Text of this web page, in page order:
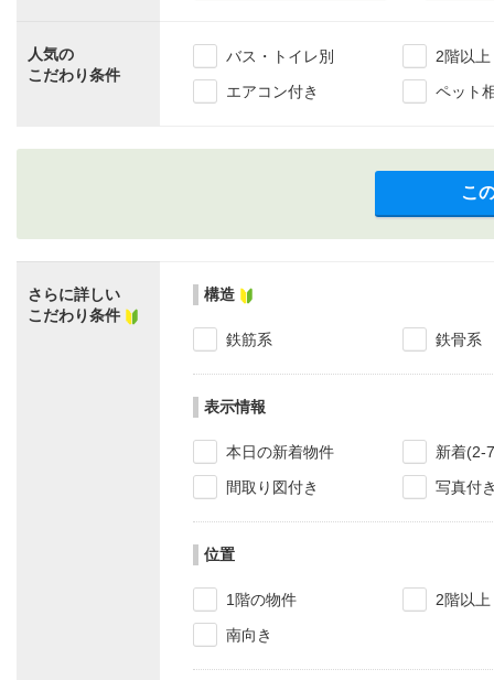
人気の
こだわり条件
バス・トイレ別
2階以上
エアコン付き
ペット
こ
さらに詳しい
こだわり条件
構造
鉄筋系 鉄骨系
表示情報
本日の新着物件
新着(2-
間取り図付き
写真付
位置
1階の物件
2階以上
南向き